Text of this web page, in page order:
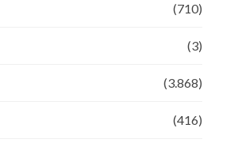
(710)
(3)
(3.868)
(416)